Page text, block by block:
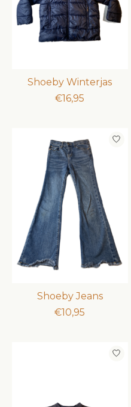
Shoeby Winterjas
€16,95
Shoeby Jeans
€10,95